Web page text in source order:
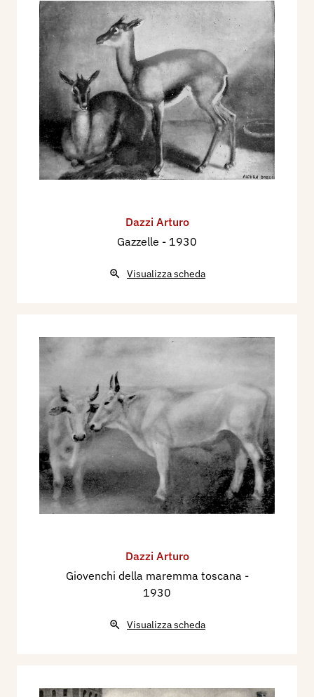
Dazzi Arturo
Gazzelle - 1930
Visualizza scheda
Dazzi Arturo
Giovenchi della maremma toscana -
1930
Visualizza scheda